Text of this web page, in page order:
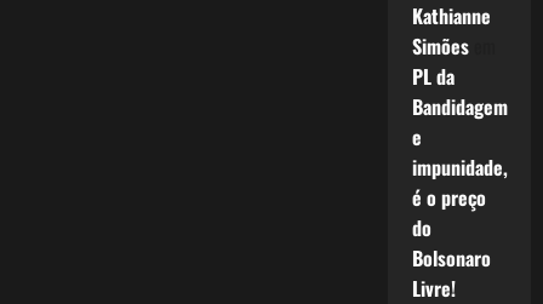
Kathianne
Simõesem
PL da
Bandidagem
e
impunidade,
é o preço
do
Bolsonaro
Livre!